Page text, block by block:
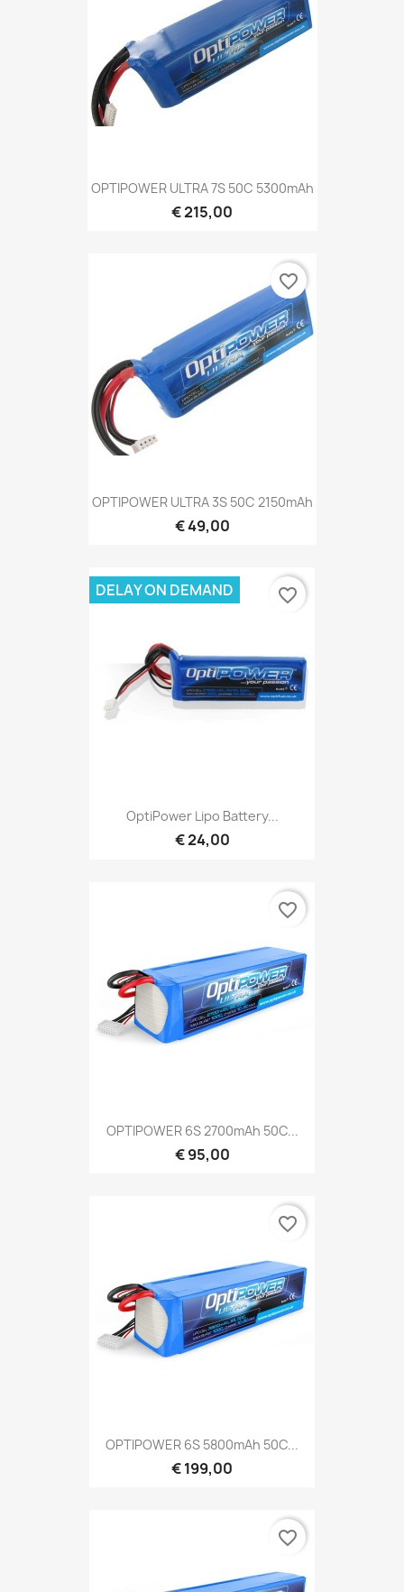
OPTIPOWER ULTRA 7S 50C 5300mAh
€ 215,00
OPTIPOWER ULTRA 3S 50C 2150mAh
€ 49,00
favorite_border
OptiPower Lipo Battery...
€ 24,00
DELAY ON DEMAND favorite_border
OPTIPOWER 6S 2700mAh 50C...
€ 95,00
favorite_border
OPTIPOWER 6S 5800mAh 50C...
€ 199,00
favorite_border
favorite_border